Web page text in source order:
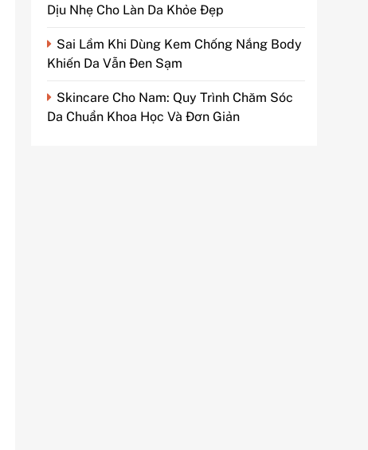
Dịu Nhẹ Cho Làn Da Khỏe Đẹp
Sai Lầm Khi Dùng Kem Chống Nắng Body
Khiến Da Vẫn Đen Sạm
Skincare Cho Nam: Quy Trình Chăm Sóc
Da Chuẩn Khoa Học Và Đơn Giản